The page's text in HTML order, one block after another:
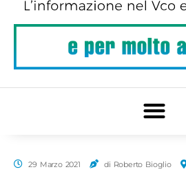
29 Marzo 2021 di Roberto Bioglio